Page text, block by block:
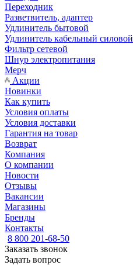
Переходник
Разветвитель, адаптер
Удлинитель бытовой
Удлинитель кабельный силовой
Фильтр сетевой
Шнур электропитания
Мерч
Акции
Новинки
Как купить
Условия оплаты
Условия доставки
Гарантия на товар
Возврат
Компания
О компании
Новости
Отзывы
Вакансии
Магазины
Бренды
Контакты
8 800 201-68-50
Заказать звонок
Задать вопрос